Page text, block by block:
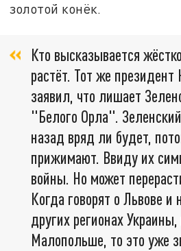
золотой конёк.
Кто высказывается
растёт. Тот же президент
заявил, что лишает
"Белого Орла".
назад вряд ли будет,
прижимают. Ввиду их
войны. Но может
Когда говорят о Львове и
других регионах Украины,
Малопольше, то это уже